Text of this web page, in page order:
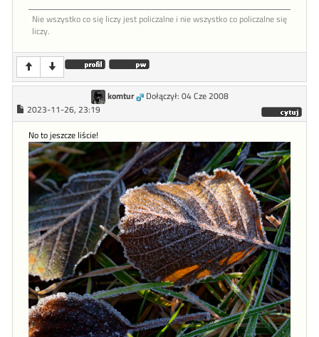
Nie wszystko co się liczy jest policzalne i nie wszystko co policzalne się
liczy.
komtur
Dołączył: 04 Cze 2008
2023-11-26, 23:19
No to jeszcze liście!